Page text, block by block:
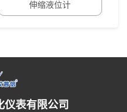
伸缩液位计
仪表有限公司